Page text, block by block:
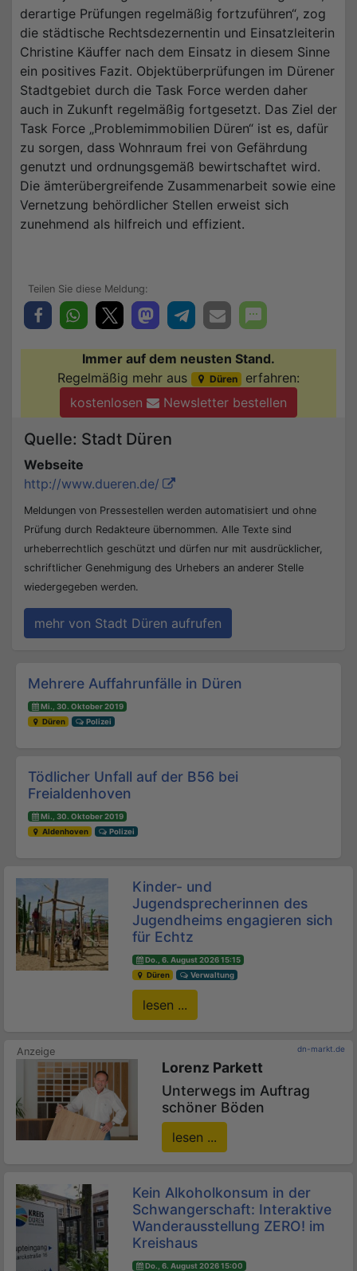
derartige Prüfungen regelmäßig fortzuführen“, zog
die städtische Rechtsdezernentin und Einsatzleiterin
Christine Käuffer nach dem Einsatz in diesem Sinne
ein positives Fazit. Objektüberprüfungen im Dürener
Stadtgebiet durch die Task Force werden daher
auch in Zukunft regelmäßig fortgesetzt. Das Ziel der
Task Force „Problemimmobilien Düren“ ist es, dafür
zu sorgen, dass Wohnraum frei von Gefährdung
genutzt und ordnungsgemäß bewirtschaftet wird.
Die ämterübergreifende Zusammenarbeit sowie eine
Vernetzung behördlicher Stellen erweist sich
zunehmend als hilfreich und effizient.
Immer auf dem neusten Stand.
Regelmäßig mehr aus
Düren
erfahren:
kostenlosen
Newsletter bestellen
Quelle: Stadt Düren
Webseite
http://www.dueren.de/
Meldungen von Pressestellen werden automatisiert und ohne
Prüfung durch Redakteure übernommen. Alle Texte sind
urheberrechtlich geschützt und dürfen nur mit ausdrücklicher,
schriftlicher Genehmigung des Urhebers an anderer Stelle
wiedergegeben werden.
mehr von Stadt Düren aufrufen
Beitrags-Navigation
Mehrere Auffahrunfälle in Düren
Mi., 30. Oktober 2019
Düren
Polizei
Tödlicher Unfall auf der B56 bei
Freialdenhoven
Mi., 30. Oktober 2019
Aldenhoven
Polizei
Kinder- und
Jugendsprecherinnen des
Jugendheims engagieren sich
für Echtz
Do., 6. August 2026 15:15
Düren
Verwaltung
lesen ...
dn-markt.de
Lorenz Parkett
Unterwegs im Auftrag
schöner Böden
lesen ...
Kein Alkoholkonsum in der
Schwangerschaft: Interaktive
Wanderausstellung ZERO! im
Kreishaus
Do., 6. August 2026 15:00